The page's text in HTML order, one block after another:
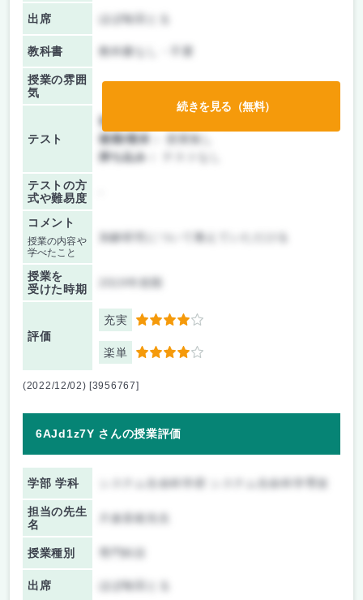
出席 ほぼ毎回とる
教科書 教科書なし・不要
授業の雰囲
気
テスト
前期/中間：
後期/期末：
授業無し
持ち込み：
テストの方
式や難易度
コメント
授業の内容や
学べたこと
加齢研究について教えていただける
授業を
受けた時期
評価
充実 4
楽単 4
続きを見る（無料）
(2022/12/02) [3956767]
6AJd1z7Y さんの授業評価
学部 学科 システム生命科学府 システム生命科学専攻
担当の先生
名
片倉喜範先生
授業種別
出席 ほぼ毎回とる